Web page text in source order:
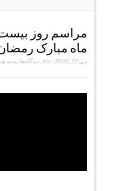
مراسم روز
ماه مبارک رمضان
می 22, 2020 ,
ircc
,دیدگاه‌هابرای
بیست
بسته